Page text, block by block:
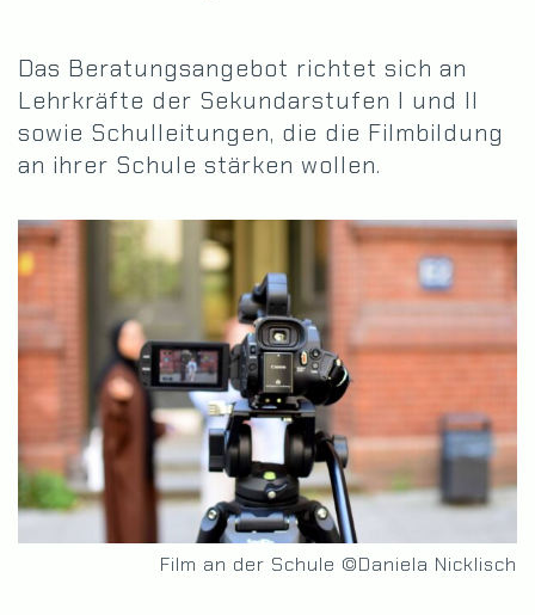
Das Beratungsangebot richtet sich an
Lehrkräfte der Sekundarstufen I und II
sowie Schulleitungen, die die Filmbildung
an ihrer Schule stärken wollen.
Film an der Schule ©Daniela Nicklisch